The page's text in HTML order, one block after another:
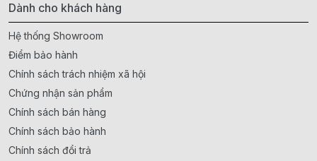
Dành cho khách hàng
Hệ thống Showroom
Điểm bảo hành
Chính sách trách nhiệm xã hội
Chứng nhận sản phẩm
Chính sách bán hàng
Chính sách bảo hành
Chính sách đổi trả